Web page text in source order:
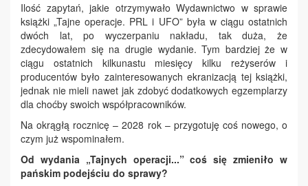
Ilość zapytań, jakie otrzymywało Wydawnictwo w sprawie
książki „Tajne operacje. PRL i UFO” była w ciągu ostatnich
dwóch lat, po wyczerpaniu nakładu, tak duża, że
zdecydowałem się na drugie wydanie. Tym bardziej że w
ciągu ostatnich kilkunastu miesięcy kilku reżyserów i
producentów było zainteresowanych ekranizacją tej książki,
jednak nie mieli nawet jak zdobyć dodatkowych egzemplarzy
dla choćby swoich współpracowników.
Na okrągłą rocznicę – 2028 rok – przygotuję coś nowego, o
czym już wspominałem.
Od wydania „Tajnych operacji...” coś się zmieniło w
pańskim podejściu do sprawy?